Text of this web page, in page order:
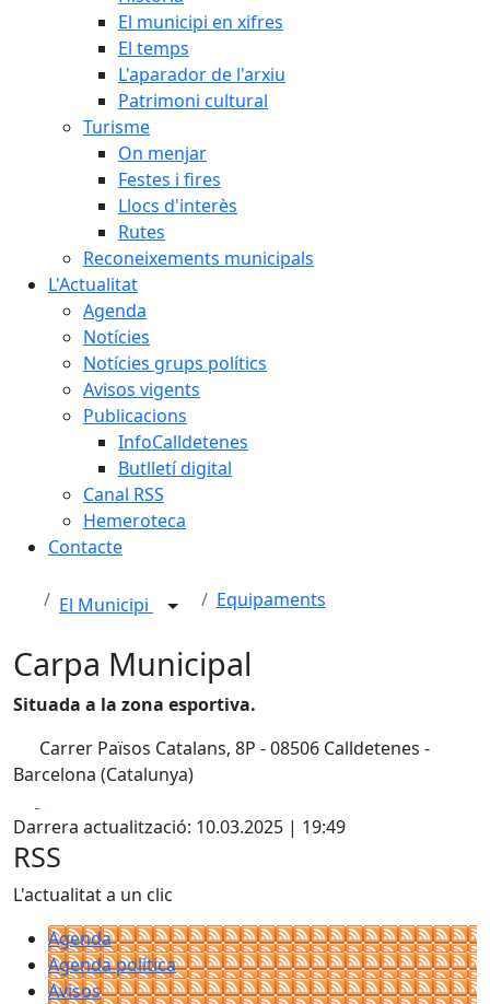
El municipi en xifres
El temps
L'aparador de l'arxiu
Patrimoni cultural
Turisme
On menjar
Festes i fires
Llocs d'interès
Rutes
Reconeixements municipals
L'Actualitat
Agenda
Notícies
Notícies grups polítics
Avisos vigents
Publicacions
InfoCalldetenes
Butlletí digital
Canal RSS
Hemeroteca
Contacte
El Municipi Equipaments
Carpa Municipal
Situada a la zona esportiva.
Carrer Països Catalans, 8P - 08506 Calldetenes -
Barcelona (Catalunya)
Darrera actualització: 10.03.2025 | 19:49
RSS
L'actualitat a un clic
Agenda
Agenda política
Avisos